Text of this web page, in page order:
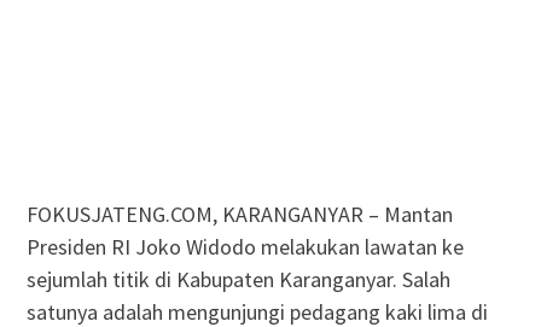
FOKUSJATENG.COM, KARANGANYAR – Mantan
Presiden RI Joko Widodo melakukan lawatan ke
sejumlah titik di Kabupaten Karanganyar. Salah
satunya adalah mengunjungi pedagang kaki lima di